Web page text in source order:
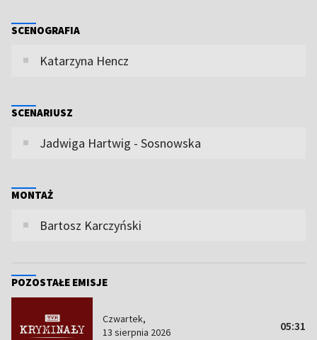
SCENOGRAFIA
Katarzyna Hencz
SCENARIUSZ
Jadwiga Hartwig - Sosnowska
MONTAŻ
Bartosz Karczyński
POZOSTAŁE EMISJE
Czwartek,
13 sierpnia 2026
05:31